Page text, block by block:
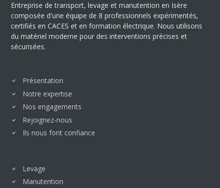
Entreprise de transport, levage et manutention en Isère
composée d'une équipe de 8 professionnels expérimentés,
certifiés en CACES et en formation électrique. Nous utilisons
du matériel moderne pour des interventions précises et
sécurisées.
Présentation
Notre expertise
Nos engagements
Rejoignez-nous
Ils nous font confiance
Levage
Manutention